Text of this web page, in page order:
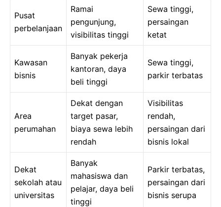
Pusat
perbelanjaan
Ramai
pengunjung,
visibilitas tinggi
Sewa tinggi,
persaingan
ketat
Kawasan
bisnis
Banyak pekerja
kantoran, daya
beli tinggi
Sewa tinggi,
parkir terbatas
Area
perumahan
Dekat dengan
target pasar,
biaya sewa lebih
rendah
Visibilitas
rendah,
persaingan dari
bisnis lokal
Dekat
sekolah atau
universitas
Banyak
mahasiswa dan
pelajar, daya beli
tinggi
Parkir terbatas,
persaingan dari
bisnis serupa